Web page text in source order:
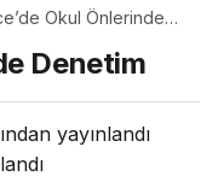
Okul Önlerinde
Denetim
yayınlandı